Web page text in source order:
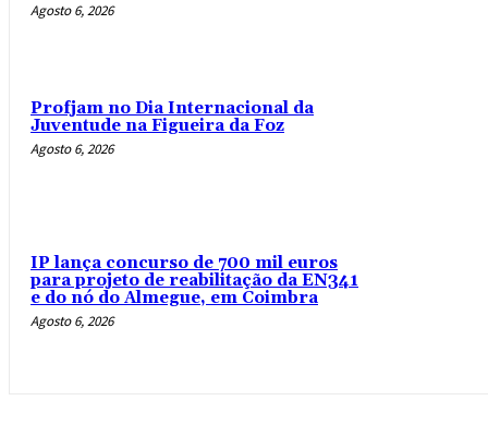
Agosto 6, 2026
Profjam no Dia Internacional da
Juventude na Figueira da Foz
Agosto 6, 2026
IP lança concurso de 700 mil euros
para projeto de reabilitação da EN341
e do nó do Almegue, em Coimbra
Agosto 6, 2026